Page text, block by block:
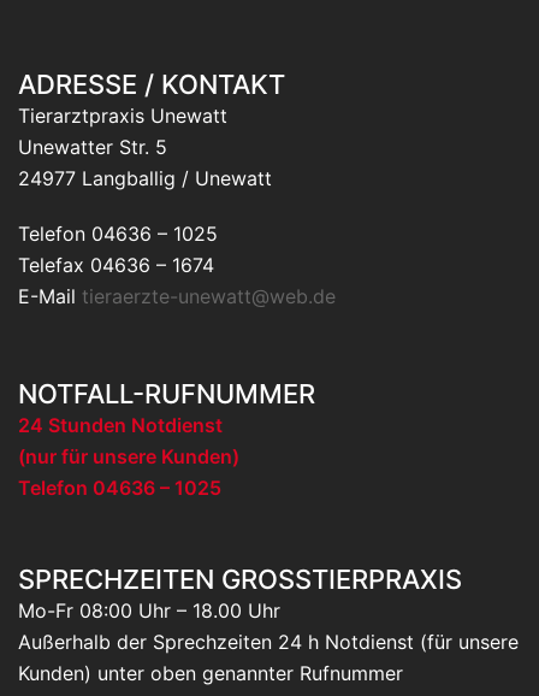
ADRESSE / KONTAKT
Tierarztpraxis Unewatt
Unewatter Str. 5
24977 Langballig / Unewatt
Telefon 04636 – 1025
Telefax 04636 – 1674
E-Mail tieraerzte-unewatt@web.de
NOTFALL-RUFNUMMER
24 Stunden Notdienst
(nur für unsere Kunden)
Telefon 04636 – 1025
SPRECHZEITEN GROSSTIERPRAXIS
Mo-Fr 08:00 Uhr – 18.00 Uhr
Außerhalb der Sprechzeiten 24 h Notdienst (für unsere
Kunden) unter oben genannter Rufnummer